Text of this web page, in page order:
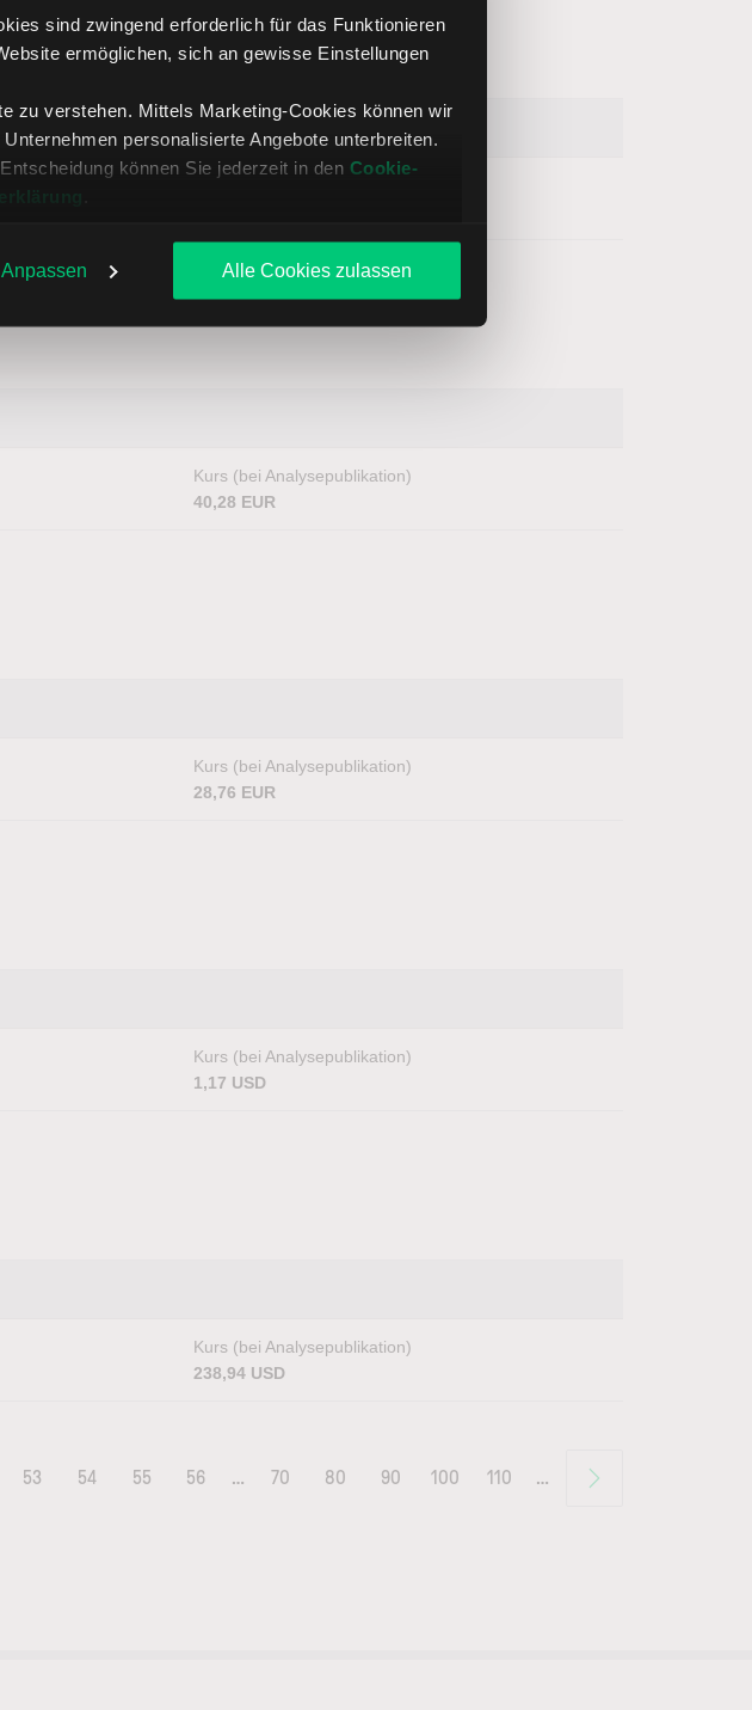
sind zwingend erforderlich für das Funktionieren
ermöglichen, sich an gewisse Einstellungen
zu verstehen. Mittels Marketing-Cookies können wir
personalisierte Angebote unterbreiten.
können Sie jederzeit in den Cookie-
Anpassen Alle Cookies zulassen
Kurs (bei Analysepublikation)
40,28 EUR
Kurs (bei Analysepublikation)
28,76 EUR
Kurs (bei Analysepublikation)
1,17 USD
Kurs (bei Analysepublikation)
238,94 USD
53 54 55 56 … 70 80 90 100 110 …